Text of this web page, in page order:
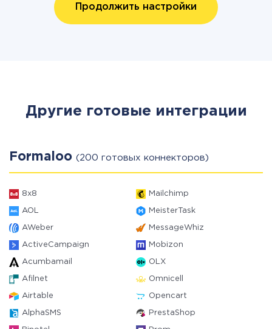
Продолжить настройки
Другие готовые интеграции
Formaloo (200 готовых коннекторов)
8x8 Mailchimp
AOL MeisterTask
AWeber MessageWhiz
ActiveCampaign Mobizon
Acumbamail OLX
Afilnet Omnicell
Airtable Opencart
AlphaSMS PrestaShop